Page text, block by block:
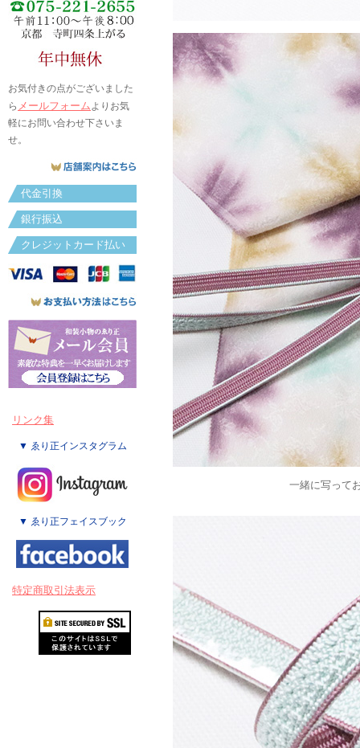
お気付きの点がございました
ら メールフォームよりお気
軽にお問い合わせ下さいま
せ。
代金引換
銀行振込
クレジットカード払い
リンク集
▼ ゑり正インスタグラム
▼ ゑり正フェイスブック
特定商取引法表示
一緒に写って